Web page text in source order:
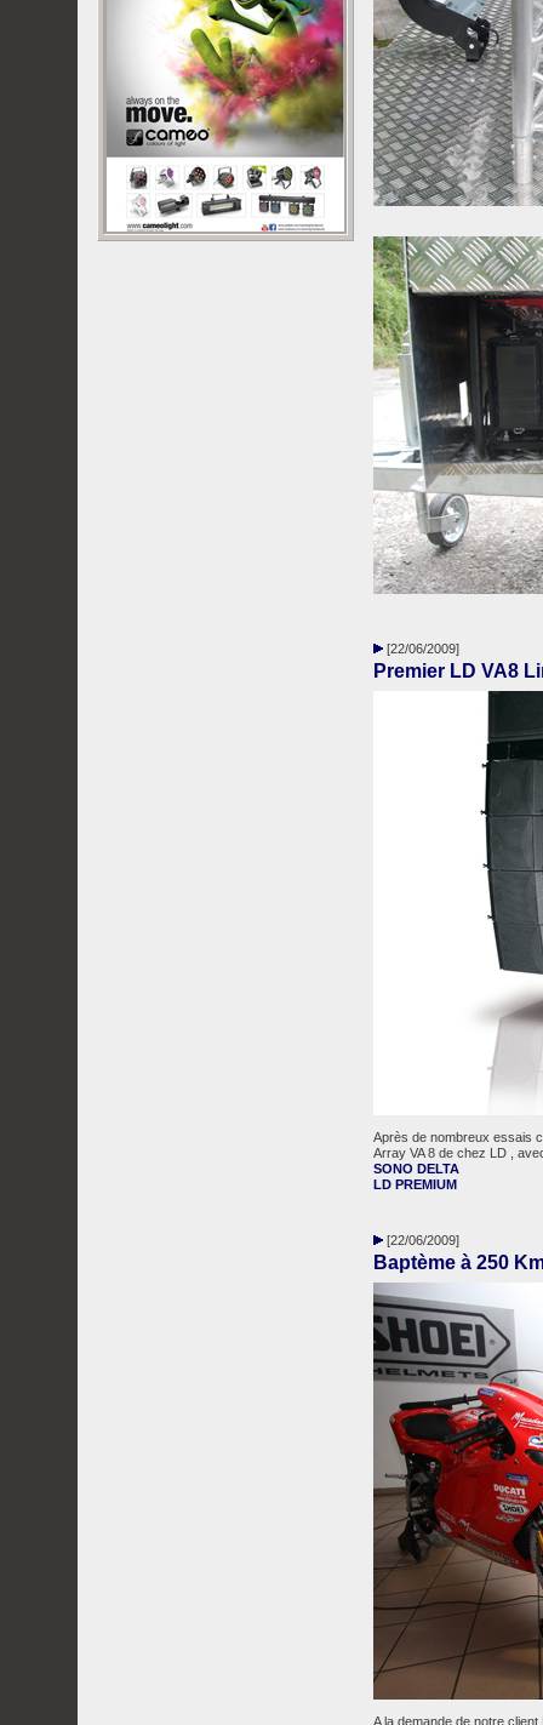
[22/06/2009]
Premier LD VA8
Après de nombreux essais
Array VA 8 de chez LD ,
SONO DELTA
LD PREMIUM
[22/06/2009]
Baptème à 250
A la demande de notre